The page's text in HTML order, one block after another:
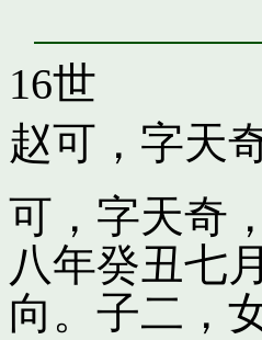
16世
赵可，字天
可，字天奇
八年癸丑七
向。子二，